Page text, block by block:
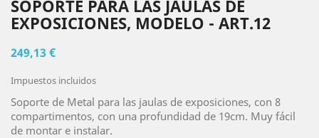
SOPORTE PARA LAS JAULAS DE
EXPOSICIONES, MODELO - ART.12
249,13 €
Impuestos incluidos
Soporte de Metal para las jaulas de exposiciones, con 8
compartimentos, con una profundidad de 19cm. Muy fácil
de montar e instalar.